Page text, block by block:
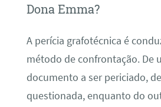
Dona Emma?
A perícia grafotécnica é
método de confrontação. De
documento a ser periciado,
questionada, enquanto do